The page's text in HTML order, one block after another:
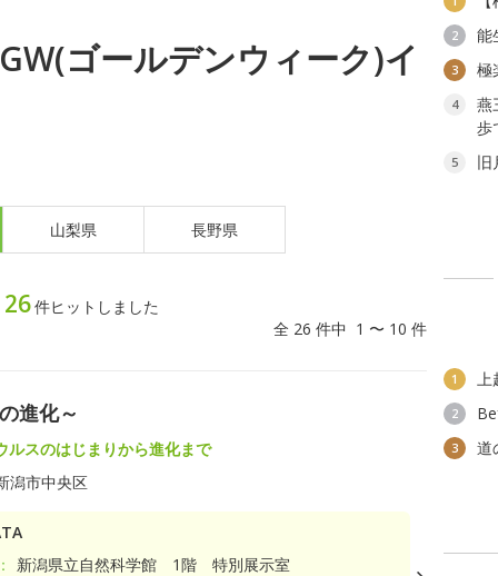
ゴールデンウィーク)イ
山梨県 長野県
26件ヒットしました
全 26 件中 1 〜 10 件
進化～
ルスのはじまりから進化まで
潟市中央区
新潟県立自然科学館 1階 特別展示室
2 能
3 極
4
燕
歩
5
1 上
2
3 道